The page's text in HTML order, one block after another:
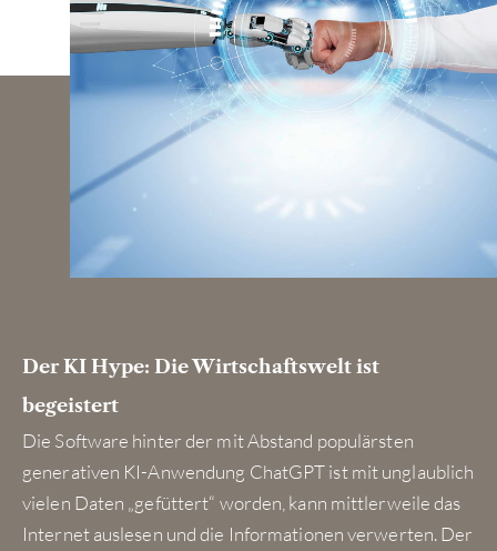
Der KI Hype: Die Wirtschaftswelt ist
begeistert
Die Software hinter der mit Abstand populärsten
generativen KI-Anwendung ChatGPT ist mit unglaublich
vielen Daten „gefüttert“ worden, kann mittlerweile das
Internet auslesen und die Informationen verwerten. Der